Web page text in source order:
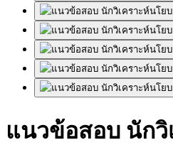
แนวข้อสอบ นัก